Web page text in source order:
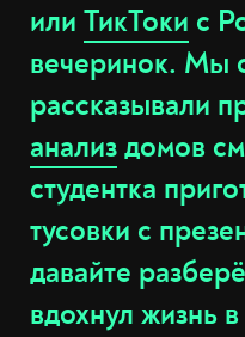
или ТикТоки с
вечеринок. Мы
рассказывали
анализдомов
студентка
тусовки с
давайте
вдохнул жизнь